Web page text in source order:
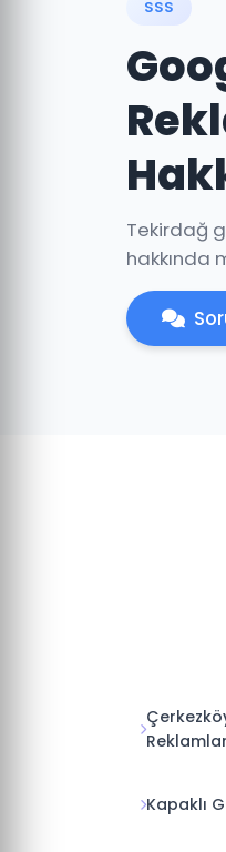
SSS
Tekirdağ
hakkında
Kapaklı